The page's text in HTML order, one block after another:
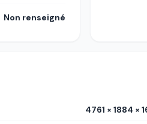
Non renseigné
4761 × 1884 ×